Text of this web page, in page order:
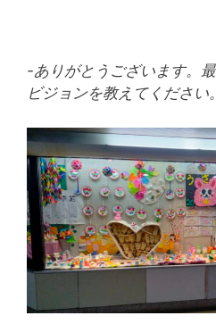
-ありがとうございます。
ビジョンを教えてください。